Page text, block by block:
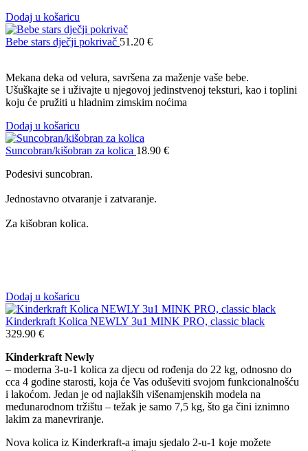
Dodaj u košaricu
Bebe stars dječji pokrivač 51.20 €
Mekana deka od velura, savršena za maženje vaše bebe.
Ušuškajte se i uživajte u njegovoj jedinstvenoj teksturi, kao i toplini
koju će pružiti u hladnim zimskim noćima
Dodaj u košaricu
Suncobran/kišobran za kolica 18.90 €
Podesivi suncobran.
Jednostavno otvaranje i zatvaranje.
Za kišobran kolica.
Dodaj u košaricu
Kinderkraft Kolica NEWLY 3u1 MINK PRO, classic black
329.90 €
Kinderkraft Newly
– moderna 3-u-1 kolica za djecu od rođenja do 22 kg, odnosno do
cca 4 godine starosti, koja će Vas oduševiti svojom funkcionalnošću
i lakoćom. Jedan je od najlakših višenamjenskih modela na
međunarodnom tržištu – težak je samo 7,5 kg, što ga čini iznimno
lakim za manevriranje.
Nova kolica iz Kinderkraft-a imaju sjedalo 2-u-1 koje možete